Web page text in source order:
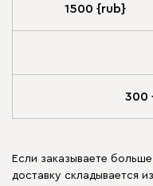
1500 {rub}
300
Если заказываете
доставку складывается